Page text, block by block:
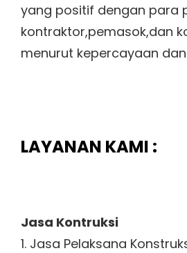
yang positif dengan para
kontraktor,pemasok,dan
menurut kepercayaan
LAYANAN KAMI :
Jasa Kontruksi
1. Jasa Pelaksana